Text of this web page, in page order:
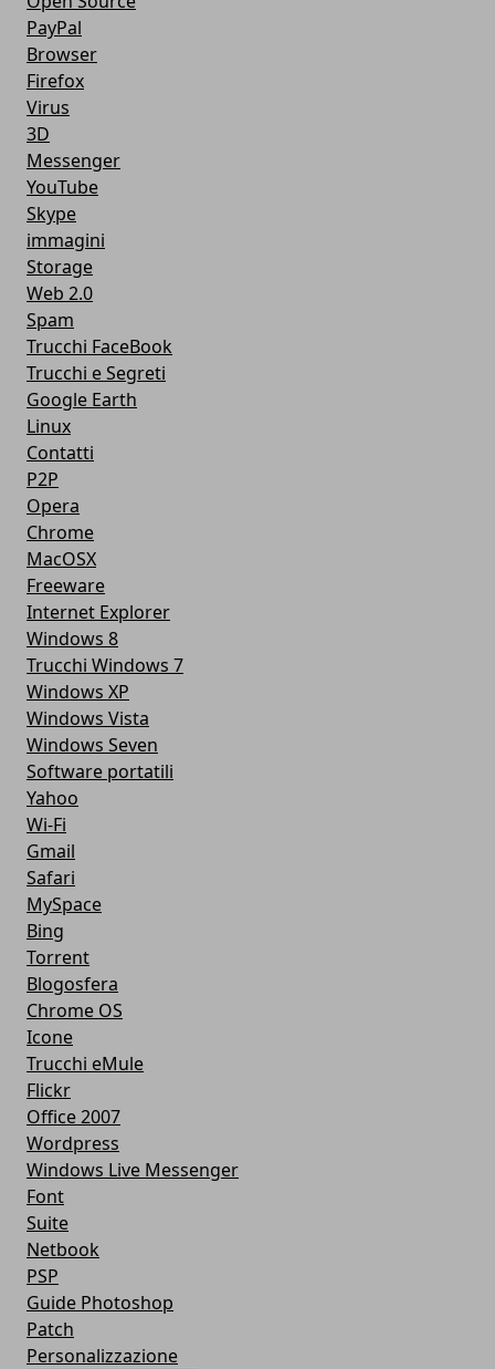
PayPal
Browser
Firefox
Virus
3D
Messenger
YouTube
Skype
immagini
Storage
Web 2.0
Spam
Trucchi FaceBook
Trucchi e Segreti
Google Earth
Linux
Contatti
P2P
Opera
Chrome
MacOSX
Freeware
Internet Explorer
Windows 8
Trucchi Windows 7
Windows XP
Windows Vista
Windows Seven
Software portatili
Yahoo
Wi-Fi
Gmail
Safari
MySpace
Bing
Torrent
Blogosfera
Chrome OS
Icone
Trucchi eMule
Flickr
Office 2007
Wordpress
Windows Live Messenger
Font
Suite
Netbook
PSP
Guide Photoshop
Patch
Personalizzazione